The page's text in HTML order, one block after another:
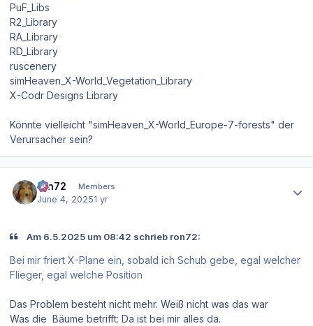
PuF_Libs
R2_Library
RA_Library
RD_Library
ruscenery
simHeaven_X-World_Vegetation_Library
X-Codr Designs Library
Könnte vielleicht "simHeaven_X-World_Europe-7-forests" der
Verursacher sein?
ron72 Members
June 4, 20251 yr
Am 6.5.2025 um 08:42 schrieb ron72:
Bei mir friert X-Plane ein, sobald ich Schub gebe, egal welcher
Flieger, egal welche Position
Das Problem besteht nicht mehr. Weiß nicht was das war
Was die Bäume betrifft: Da ist bei mir alles da.